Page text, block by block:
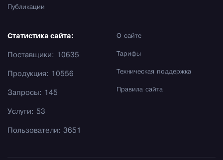
Публикации
О сайте
Тарифы
Техническая поддержка
Правила сайта
Статистика сайта:
Поставщики: 10635
Продукция: 10556
Запросы: 145
Услуги: 53
Пользователи: 3651